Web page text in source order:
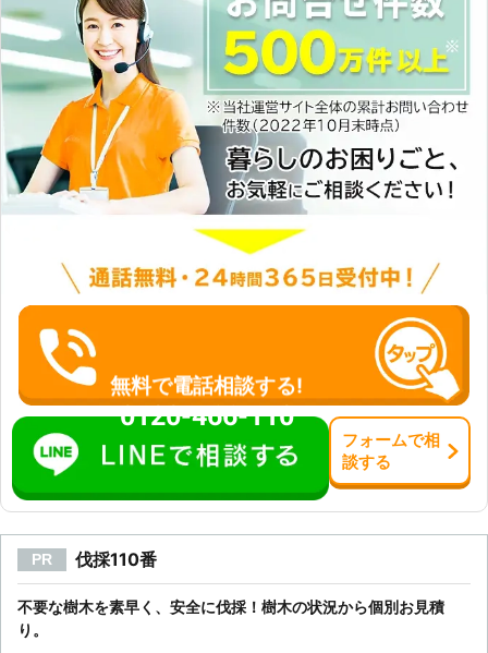
頼することをおすすめします。 ●お
庭から家の周りまでエクステリア専門
の当店にお任せください！ お庭の美
観を保つには、庭木の管理も大切です
が周りの設備を整えることも大切で
す。草ひとつないお庭は気持ちよいで
すよね。フェンスや門などが綺麗であ
ると、植栽とも調和が取れてセンスの
よいお住まいになりますよ。お家周り
をしっかり管理したいということでし
たら、エクステリアを得意とする当店
にお任せください。お客様にご納得い
ただけるプランをご提案いたします。
松本技建ではお住まいをより美しく、
快適にするためのお手伝いをおこなっ
ています。お庭の管理が負担になった
ときには、庭木の伐採のひとつの手で
す。伐採業者をお探しであればぜひ当
店にお任せください。
無料で電話相談する!
0120-466-110
フォームで相
談する
PR 伐採110番
不要な樹木を素早く、安全に伐採！樹木の状況から個別お見積
り。